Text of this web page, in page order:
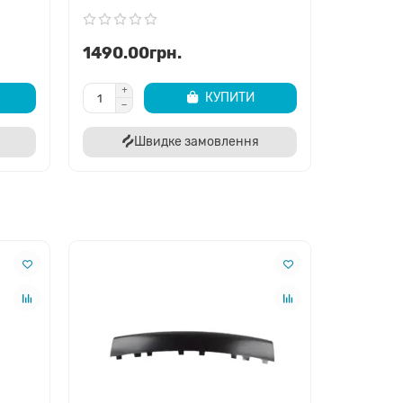
каталоги.
та бездоганний зовнішній вигляд вашого
1490.00грн.
КУПИТИ
Швидке замовлення